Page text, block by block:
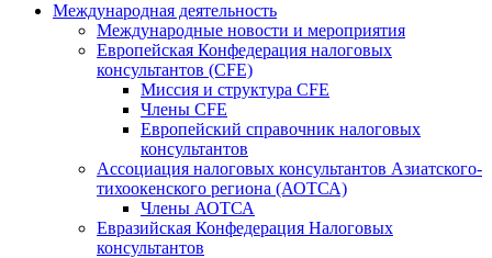
Международная деятельность
Международные новости и мероприятия
Европейская Конфедерация налоговых
консультантов (CFE)
Миссия и структура CFE
Члены CFE
Европейский справочник налоговых
консультантов
Ассоциация налоговых консультантов Азиатского-
тихоокенского региона (АОТСА)
Члены АОТСА
Евразийская Конфедерация Налоговых
консультантов